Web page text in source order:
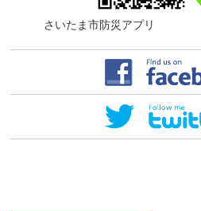
さいたま市防災アプリ